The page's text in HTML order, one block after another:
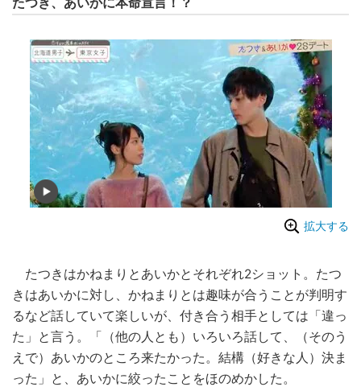
拡大する
たつきはかねまりとあいかとそれぞれ2ショット。たつ
きはあいかに対し、かねまりとは趣味が合うことが判明す
るなど話していて楽しいが、付き合う相手としては「違っ
た」と言う。「（他の人とも）いろいろ話して、（そのう
えで）あいかのところ来たかった。結構（好きな人）決ま
った」と、あいかに絞ったことをほのめかした。